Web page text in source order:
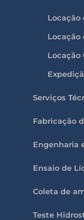
Locação
Locação
Locação
Serviços
Fabricação
Engenharia
Ensaio de
Coleta de
Teste